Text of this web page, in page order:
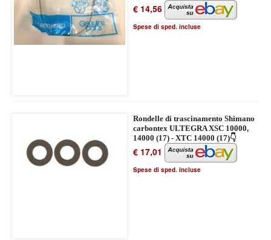
€ 14,56
Spese di sped. incluse
Rondelle di trascinamento Shimano
carbontex ULTEGRA XSC 10000,
14000 (17) - XTC 14000 (17)👇
€ 17,01
Spese di sped. incluse